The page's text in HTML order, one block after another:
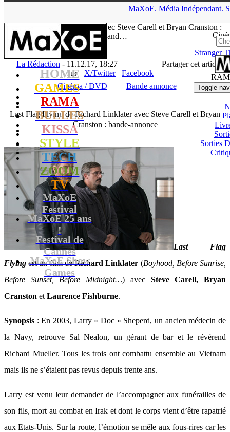
MaXoE. Média Indépendant.
HOME
GAMES
RAMA
BULLES
KISSA
STYLE
TECH
ZOOM
TV
MaXoE
Festival
MaXoE 25 ans
!
Festival de
Cannes
MaXoE Show
Games
Ciné
Stranger
Toggle
Sorties
Flying de Richard Linklater avec Steve Carell et Bryan Cranston :
band…
La Rédaction - 11.12.17, 18:27
Partager cet article
sur
X/Twitter
Facebook
Cinéma / DVD
Bande annonce
Last Flag Flying de Richard Linklater avec Steve Carell et Bryan
Cranston : bande-annonce
Last Flag
Flying est un film deRichard Linklater (Boyhood, Before Sunrise,
Before Sunset, Before Midnight…) avec Steve Carell, Bryan
Cranston et Laurence Fishburne.
Synopsis : En 2003, Larry « Doc » Sheperd, un ancien médecin de
la Navy, retrouve Sal Nealon, un gérant de bar et le révérend
Richard Mueller. Tous les trois ont combattu ensemble au Vietnam
mais ils ne s’étaient pas revus depuis trente ans.
Larry est venu leur demander de l’accompagner aux funérailles de
son fils, mort au combat en Irak et dont le corps vient d’être rapatrié
aux Etats-Unis. Sur la route, l’émotion se mêle aux fous-rires car les